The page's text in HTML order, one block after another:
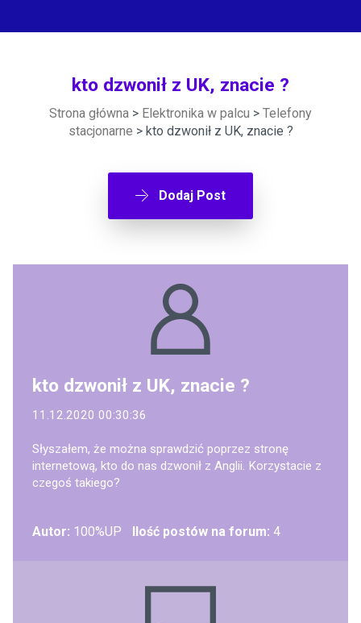
kto dzwonił z UK, znacie ?
Strona główna > Elektronika w palcu > Telefony
stacjonarne > kto dzwonił z UK, znacie ?
Dodaj Post
kto dzwonił z UK, znacie ?
11.12.2020 00:30:36
Słyszałem, że można sprawdzić poprzez stronę
internetową, kto do nas dzwonił z Anglii. Korzystacie z
czegoś takiego?
Autor: 100%UP Ilość postów na forum: 4